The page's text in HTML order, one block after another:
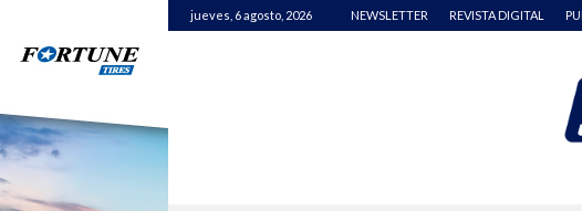
jueves, 6 agosto, 2026 NEWSLETTER REVISTA DIGITAL